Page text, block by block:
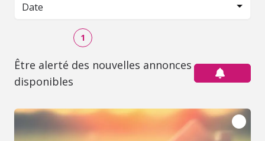
Date
1
Être alerté des nouvelles annonces
disponibles